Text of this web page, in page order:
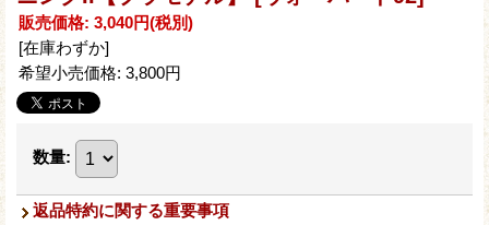
販売価格: 3,040円(税別)
[在庫わずか]
希望小売価格: 3,800円
数量:
返品特約に関する重要事項